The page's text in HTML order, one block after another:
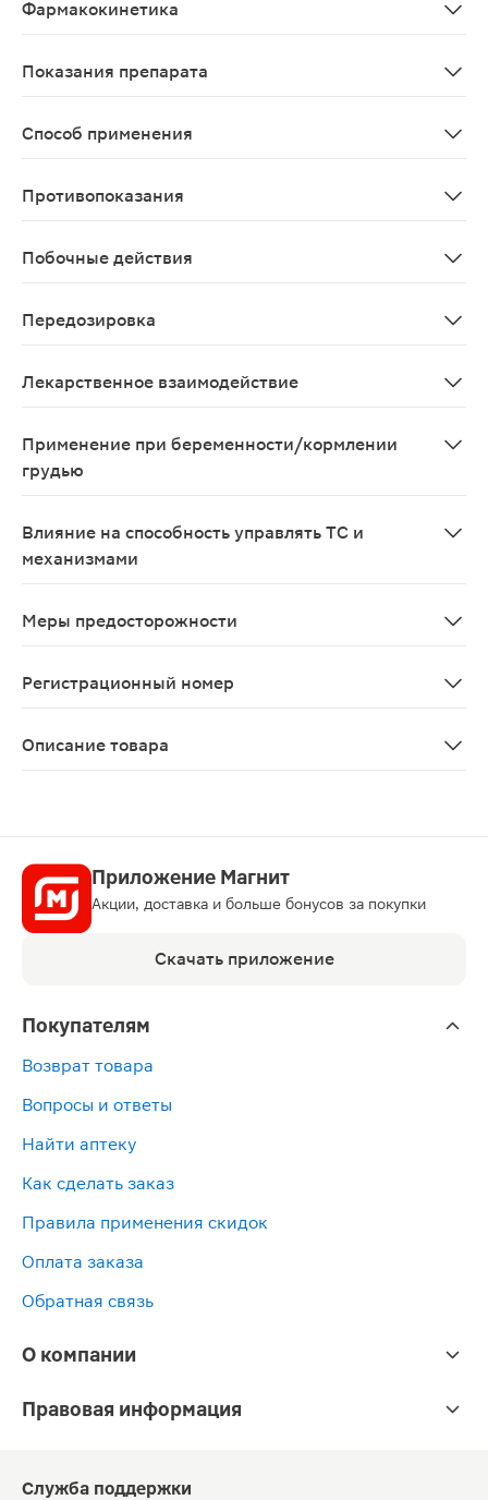
Фармакокинетика
Показания препарата
Способ применения
Противопоказания
Побочные действия
Передозировка
Лекарственное взаимодействие
Применение при беременности/кормлении
грудью
Влияние на способность управлять ТС и
механизмами
Меры предосторожности
Регистрационный номер
Описание товара
Приложение Магнит
Акции, доставка и больше бонусов за покупки
Скачать приложение
Покупателям
Возврат товара
Вопросы и ответы
Найти аптеку
Как сделать заказ
Правила применения скидок
Оплата заказа
Обратная связь
О компании
Правовая информация
Служба поддержки